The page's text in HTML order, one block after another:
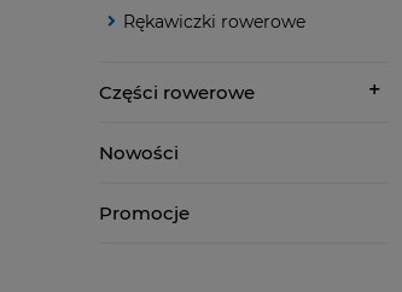
Rękawiczki rowerowe
Części rowerowe
Nowości
Promocje